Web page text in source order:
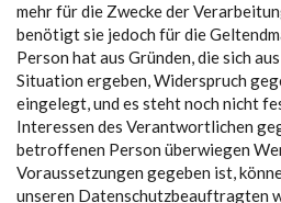
mehr für die Zwecke der
benötigt sie jedoch für die
Person hat aus Gründen, die sich
Situation ergeben, Widerspruch
eingelegt, und es steht noch nicht
Interessen des Verantwortlichen
betroffenen Person überwiegen
Voraussetzungen gegeben ist,
unseren Datenschutzbeauftragten